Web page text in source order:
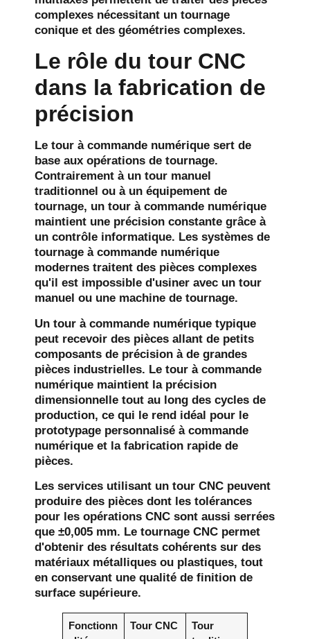
complexes nécessitant un tournage
conique et des géométries complexes.
Le rôle du tour CNC
dans la fabrication de
précision
Le tour à commande numérique sert de
base aux opérations de tournage.
Contrairement à un tour manuel
traditionnel ou à un équipement de
tournage, un tour à commande numérique
maintient une précision constante grâce à
un contrôle informatique. Les systèmes de
tournage à commande numérique
modernes traitent des pièces complexes
qu'il est impossible d'usiner avec un tour
manuel ou une machine de tournage.
Un tour à commande numérique typique
peut recevoir des pièces allant de petits
composants de précision à de grandes
pièces industrielles. Le tour à commande
numérique maintient la précision
dimensionnelle tout au long des cycles de
production, ce qui le rend idéal pour le
prototypage personnalisé à commande
numérique et la fabrication rapide de
pièces.
Les services utilisant un tour CNC peuvent
produire des pièces dont les tolérances
pour les opérations CNC sont aussi serrées
que ±0,005 mm. Le tournage CNC permet
d'obtenir des résultats cohérents sur des
matériaux métalliques ou plastiques, tout
en conservant une qualité de finition de
surface supérieure.
Fonctionn
Tour CNC
Tour